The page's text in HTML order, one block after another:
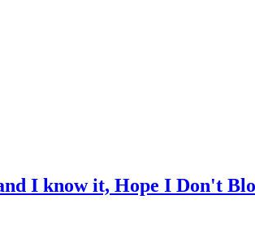
I know it, Hope I Don't